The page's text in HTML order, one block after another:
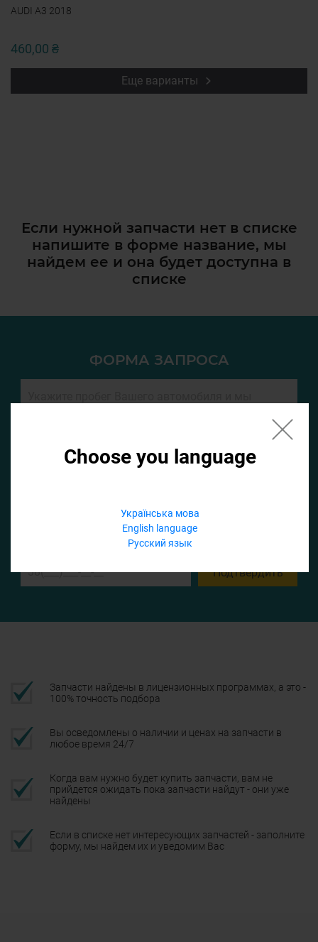
Choose you language
Українська мова
English language
Русский язык
AUDI A3 2018
460,00 ₴
Еще варианты
Если нужной запчасти нет в списке
напишите в форме название, мы
найдем ее и она будет доступна в
списке
ФОРМА ЗАПРОСА
Добавить файл
Подтвердить
Запчасти найдены в лицензионных программах, а это -
100% точность подбора
Вы осведомлены о наличии и ценах на запчасти в
любое время 24/7
Когда вам нужно будет купить запчасти, вам не
прийдется ожидать пока запчасти найдут - они уже
найдены
Если в списке нет интересующих запчастей - заполните
форму, мы найдем их и уведомим Вас